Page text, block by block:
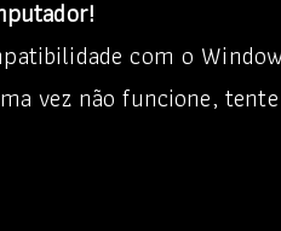
com o
vez não funcione,